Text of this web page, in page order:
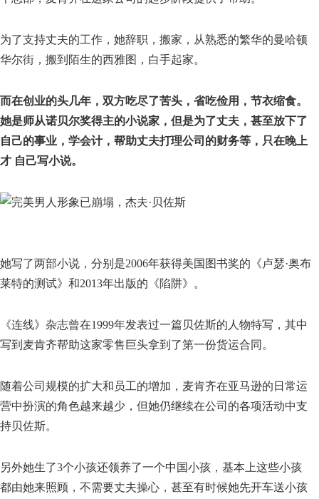
为了支持丈夫的工作，她辞职，搬家，从熟悉的繁华的曼哈顿
华尔街，搬到陌生的西雅图，白手起家。
而在创业的头几年，双方吃尽了苦头，省吃俭用，节衣缩食。
她是师从诺贝尔奖得主的小说家，但是为了丈夫，甚至放下了
自己的事业，学会计，帮助丈夫打理公司的财务等，只在晚上
才 自己写小说。
她写了两部小说，分别是2006年获得美国图书奖的《卢瑟·奥布
莱特的测试》和2013年出版的《陷阱》。
《连线》杂志曾在1999年发表过一篇贝佐斯的人物特写，其中
写到麦肯齐帮助这家零售巨头拿到了第一份货运合同。
随着公司规模的扩大和员工的增加，麦肯齐在亚马逊的日常运
营中扮演的角色越来越少，但她仍继续在公司的各项活动中支
持贝佐斯。
另外她生了3个小孩还领养了一个中国小孩，基本上这些小孩
都由她来照顾，不需要丈夫操心，甚至有时候她先开车送小孩